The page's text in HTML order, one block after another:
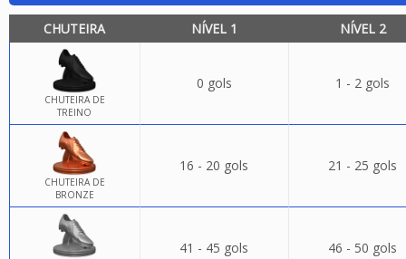
CHUTEIRA NÍVEL 1 NÍVEL 2
CHUTEIRA DE
TREINO
0 gols 1 - 2 gols
CHUTEIRA DE
BRONZE
16 - 20 gols 21 - 25 gols
41 - 45 gols 46 - 50 gols